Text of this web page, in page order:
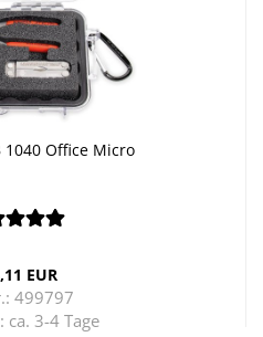
1040 Of­fice Micro
EUR
499797
ca. 3-4 Tage